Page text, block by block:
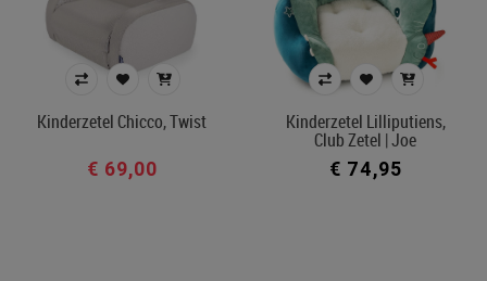
Kinderzetel Chicco, Twist
€ 69,00
Kinderzetel Lilliputiens,
Club Zetel | Joe
€ 74,95